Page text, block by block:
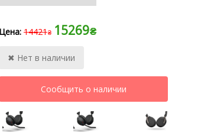
14421₴ 15269₴